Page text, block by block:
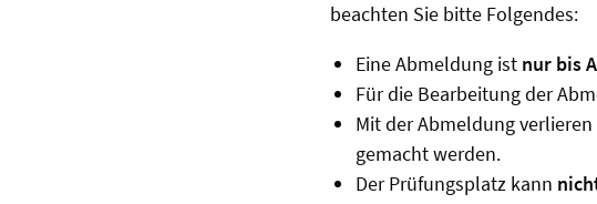
beachten Sie bitte Folgendes:
Eine Abmeldung ist nur bis
Für die Bearbeitung der
Mit der Abmeldung
gemacht werden.
Der Prüfungsplatz kann